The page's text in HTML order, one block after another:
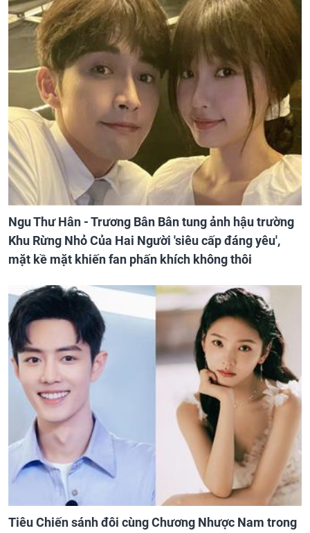
Ngu Thư Hân - Trương Bân Bân tung ảnh hậu trường
Khu Rừng Nhỏ Của Hai Người 'siêu cấp đáng yêu',
mặt kề mặt khiến fan phấn khích không thôi
Tiêu Chiến sánh đôi cùng Chương Nhược Nam trong